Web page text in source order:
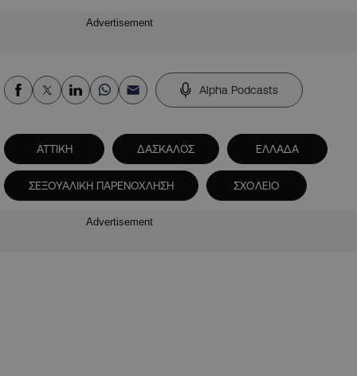
Advertisement
Alpha Podcasts
ΑΤΤΙΚΗ ΔΑΣΚΑΛΟΣ ΕΛΛΑΔΑ
ΣΕΞΟΥΑΛΙΚΗ ΠΑΡΕΝΟΧΛΗΣΗ ΣΧΟΛΕΙΟ
Advertisement